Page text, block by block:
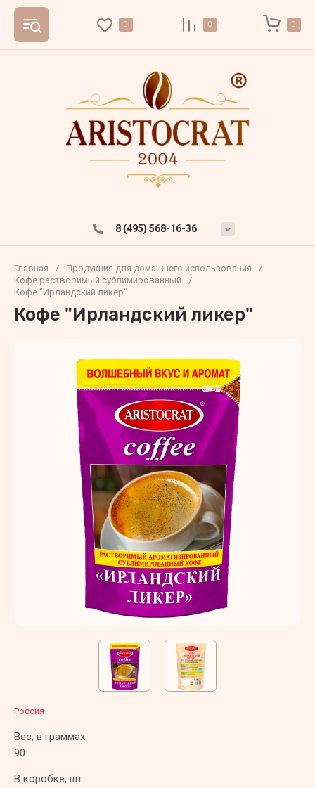
0 0 0
8 (495) 568-16-36
Главная / Продукция для домашнего использования
/
Кофе растворимый сублимированный
/
Кофе "Ирландский ликер"
Кофе "Ирландский ликер"
Россия
Вес, в граммах
90
В коробке, шт: